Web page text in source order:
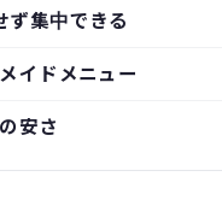
ず集中できる
イドメニュー
安さ